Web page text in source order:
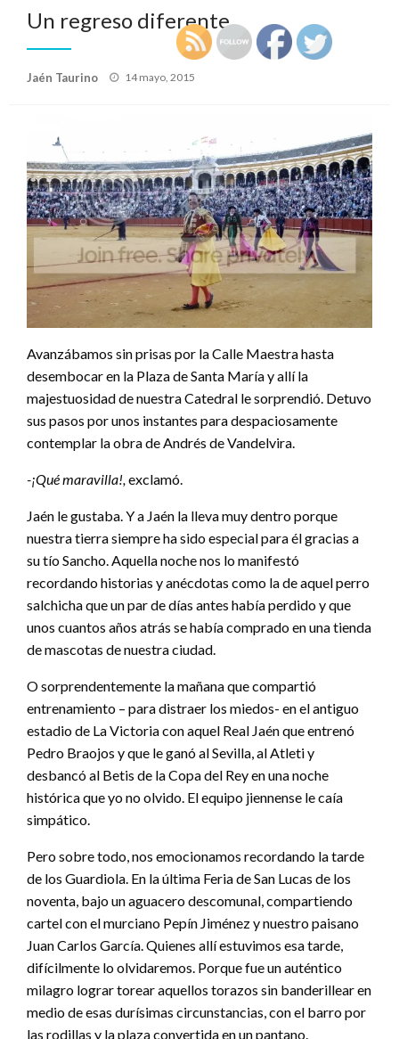
Un regreso diferente
Jaén Taurino
Publicado
14 mayo, 2015
Avanzábamos sin prisas por la Calle Maestra hasta
desembocar en la Plaza de Santa María y allí la
majestuosidad de nuestra Catedral le sorprendió. Detuvo
sus pasos por unos instantes para despaciosamente
contemplar la obra de Andrés de Vandelvira.
-¡Qué maravilla!, exclamó.
Jaén le gustaba. Y a Jaén la lleva muy dentro porque
nuestra tierra siempre ha sido especial para él gracias a
su tío Sancho. Aquella noche nos lo manifestó
recordando historias y anécdotas como la de aquel perro
salchicha que un par de días antes había perdido y que
unos cuantos años atrás se había comprado en una tienda
de mascotas de nuestra ciudad.
O sorprendentemente la mañana que compartió
entrenamiento – para distraer los miedos- en el antiguo
estadio de La Victoria con aquel Real Jaén que entrenó
Pedro Braojos y que le ganó al Sevilla, al Atleti y
desbancó al Betis de la Copa del Rey en una noche
histórica que yo no olvido. El equipo jiennense le caía
simpático.
Pero sobre todo, nos emocionamos recordando la tarde
de los Guardiola. En la última Feria de San Lucas de los
noventa, bajo un aguacero descomunal, compartiendo
cartel con el murciano Pepín Jiménez y nuestro paisano
Juan Carlos García. Quienes allí estuvimos esa tarde,
difícilmente lo olvidaremos. Porque fue un auténtico
milagro lograr torear aquellos torazos sin banderillear en
medio de esas durísimas circunstancias, con el barro por
las rodillas y la plaza convertida en un pantano.